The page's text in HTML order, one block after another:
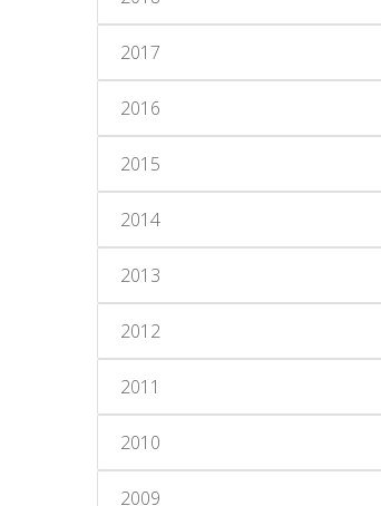
2017
2016
2015
2014
2013
2012
2011
2010
2009